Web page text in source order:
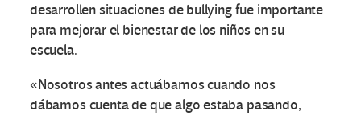
desarrollen situaciones de bullying fue importante
para mejorar el bienestar de los niños en su
escuela.
«Nosotros antes actuábamos cuando nos
dábamos cuenta de que algo estaba pasando,